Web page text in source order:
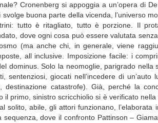
Cronenberg si appoggia a un’opera di
buona parte della vicenda, l’universo
tutto è ritagliato, tutto è porzione. Il
dove ogni cosa può essere valutata
(ma anche chi, in generale, viene
all inclusive. Imposizione facile: i
dominus. Solo la neomoglie, parigrado
sentenziosi, giocati nell’incedere di
destinazione catastrofe). Già, perché la
il primo, sinistro scricchiolio si è verificato
solito, abile, gli attori funzionano,
sequenza, dove il confronto Pattinson –